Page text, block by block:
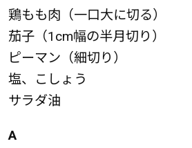
鶏もも肉（一口大に切る）
茄子（1cm幅の半月切り）
ピーマン（細切り）
塩、こしょう
サラダ油
A